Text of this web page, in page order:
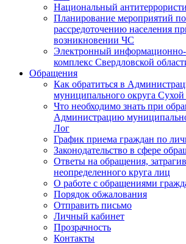
Национальный
Планирование мероприятий
рассредоточению населения
возникновении ЧС
Электронный информационно-
комплекс Свердловской
Обращения
Как обратиться в
муниципального округа
Что необходимо знать при
Администрацию
Лог
График приема граждан по
Законодательство в сфере
Ответы на обращения,
неопределенного круга лиц
О работе с обращениями
Порядок обжалования
Отправить письмо
Личный кабинет
Прозрачность
Контакты